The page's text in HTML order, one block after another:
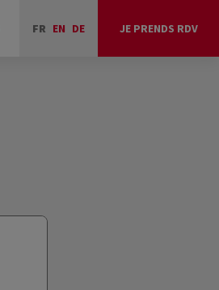
FR EN DE JE PRENDS RDV